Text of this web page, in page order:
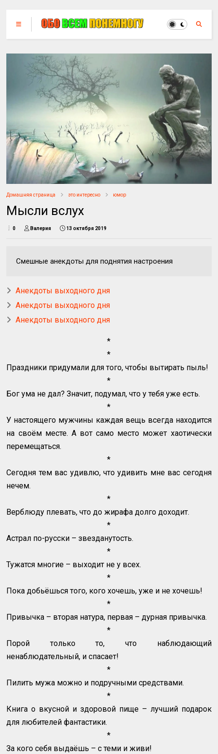
Домашняя страница это интересно юмор
Мысли вслух
0 Валерия 13 октября 2019
Смешные анекдоты для поднятия настроения
Анекдоты выходного дня
Анекдоты выходного дня
Анекдоты выходного дня
*
*
Праздники придумали для того, чтобы вытирать пыль!
*
Бог ума не дал? Значит, подумал, что у тебя уже есть.
*
У настоящего мужчины каждая вещь всегда находится
на своём месте. А вот само место может хаотически
перемещаться.
*
Сегодня тем вас удивлю, что удивить мне вас сегодня
нечем.
*
Верблюду плевать, что до жирафа долго доходит.
*
Астрал по-русски – звезданутость.
*
Тужатся многие – выходит не у всех.
*
Пока добьёшься того, кого хочешь, уже и не хочешь!
*
Привычка – вторая натура, первая – дурная привычка.
*
Порой только то, что наблюдающий
ненаблюдательный, и спасает!
*
Пилить мужа можно и подручными средствами.
*
Книга о вкусной и здоровой пище – лучший подарок
для любителей фантастики.
*
За кого себя выдаёшь – с теми и живи!